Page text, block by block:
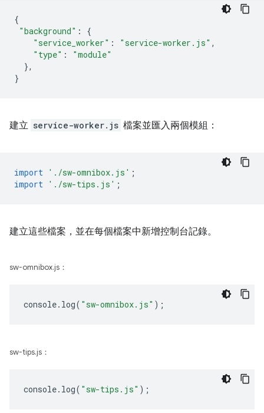
{
"background" :
{
"service_worker" : "service-worker.js" ,
"type" :
"module"
},
}
建立 service-worker.js 檔案並匯入兩個模組：
import './sw-omnibox.js' ;
import
'./sw-tips.js' ;
建立這些檔案，並在每個檔案中新增控制台記錄。
sw-omnibox.js：
console. log( "sw-omnibox.js" );
sw-tips.js：
console. log( "sw-tips.js" );